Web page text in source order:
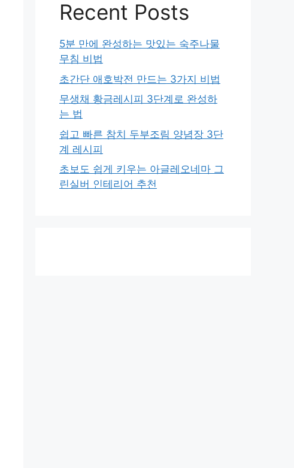
Recent Posts
5분 만에 완성하는 맛있는 숙주나물
무침 비법
초간단 애호박전 만드는 3가지 비법
무생채 황금레시피 3단계로 완성하
는 법
쉽고 빠른 참치 두부조림 양념장 3단
계 레시피
초보도 쉽게 키우는 아글레오네마 그
린실버 인테리어 추천